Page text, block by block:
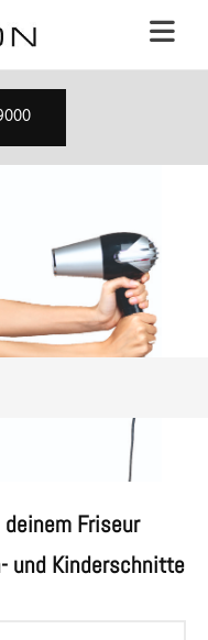
Friseur
und Kinderschnitte